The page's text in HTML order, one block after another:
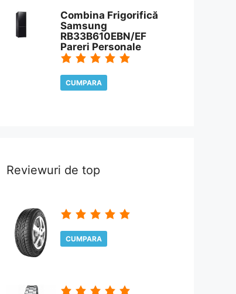
Combina Frigorifică
Samsung
RB33B610EBN/EF
Pareri Personale
CUMPARA
Reviewuri de top
CUMPARA